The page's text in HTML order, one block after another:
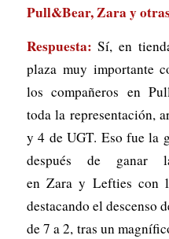
Pull&Bear, Zara y
Respuesta: Sí, en
plaza muy importante
los compañeros en
toda la representación,
y 4 de UGT. Eso fue la
después de ganar
en Zara y Lefties con
destacando el descenso
de 7 a 2, tras un